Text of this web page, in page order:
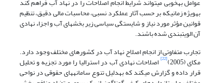
عوامل به‏خوبی می‏تواند شرایط انجام اصلاحات را در نهاد آب فراهم کند
به‏ویژه زمانی‏که بر حسب آثار عملکرد نسبی، محاسبات مالی دقیق، تنظیم
قوانین مؤثر مورد نیاز و شایستگی سیاسی زیر بخش‏های آب و اجزاء نهادی
آن الویت‏بندی شده باشند.
تجارب متفاوتی از انجام اصلاح نهاد آب در کشورهای مختلف وجود دارد.
مکای (2005) [22] اصلاحات نهادی آب در استرالیا را مورد تجزیه و تحلیل
قرار داده و گزارش می‏کند که به‏دلیل تنوع سامانه‏های حقوقی در نواحی